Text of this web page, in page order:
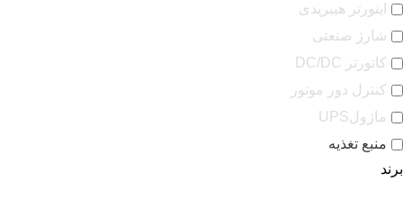
اینورتر هیبریدی
شارژ صنعتی
کانورتر DC/DC
کنترل دور موتور
ماژولUPS
منبع تغذیه
برند